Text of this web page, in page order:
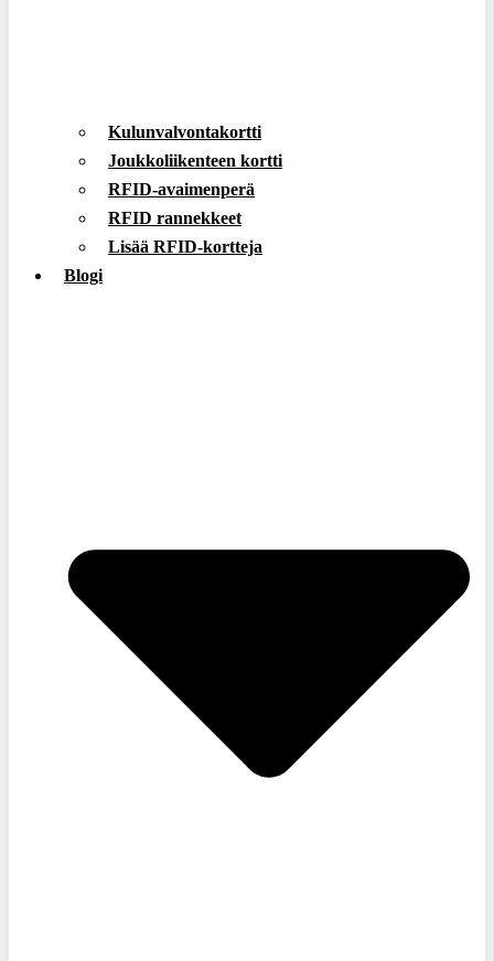
Kulunvalvontakortti
Joukkoliikenteen kortti
RFID-avaimenperä
RFID rannekkeet
Lisää RFID-kortteja
Blogi